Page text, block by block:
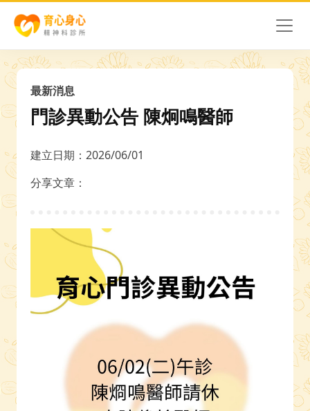
最新消息
門診異動公告 陳炯鳴醫師
建立日期：2026/06/01
分享文章：